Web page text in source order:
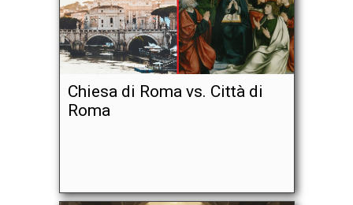
Chiesa di Roma vs. Città di
Roma